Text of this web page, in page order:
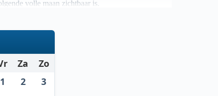
volle maan zichtbaar is.
Za
Zo
1 2
3